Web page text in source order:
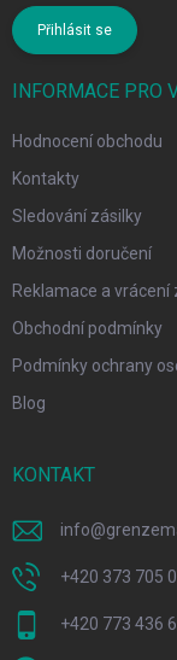
Přihlásit se
INFORMACE PRO
Hodnocení obchodu
Kontakty
Sledování zásilky
Možnosti doručení
Reklamace a vrácení
Obchodní podmínky
Podmínky ochrany
Blog
KONTAKT
info@
+420 373 705
+420 773 436